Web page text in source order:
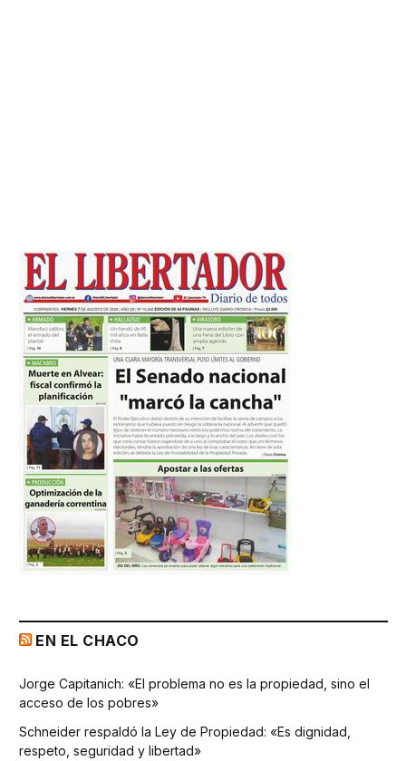
EN EL CHACO
Jorge Capitanich: «El problema no es la propiedad, sino el
acceso de los pobres»
Schneider respaldó la Ley de Propiedad: «Es dignidad,
respeto, seguridad y libertad»